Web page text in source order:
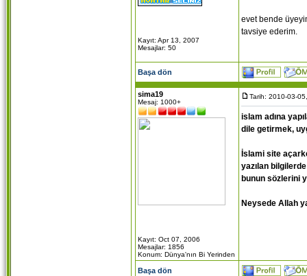
Kayıt: Apr 13, 2007
Mesajlar: 50
sitede
evet bende
tavsiye ederim.
Başa dön
sima19
Mesaj: 1000+
Kayıt: Oct 07, 2006
Mesajlar: 1856
Konum: Dünya'nın Bi Yerinden
Tarih: 2010-03-
islam adına
dile getirmek,
İslami site
yazılan
bunun sözlerini
Neysede Allah
Başa dön